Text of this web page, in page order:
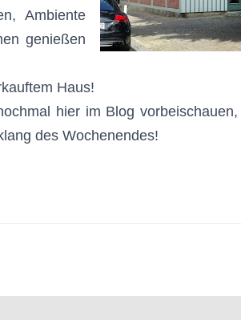
Ambiente
genießen
Haus!
hier im Blog
des Wochenendes!